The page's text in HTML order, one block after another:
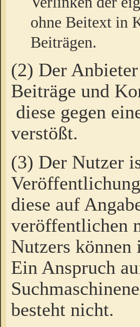
ohne Beitext in
Beiträgen.
(2) Der
Beiträge und
diese gegen
verstößt.
(3) Der Nutzer
diese auf
veröffentlichen
Nutzers können
Ein Anspruch
besteht nicht.